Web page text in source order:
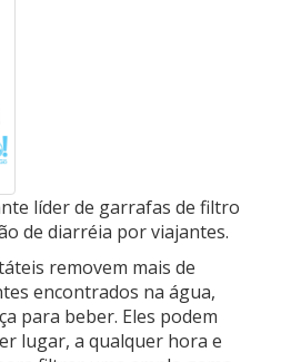
líder de garrafas de filtro
de diarréia por viajantes.
removem mais de
encontrados na água,
para beber. Eles podem
lugar, a qualquer hora e